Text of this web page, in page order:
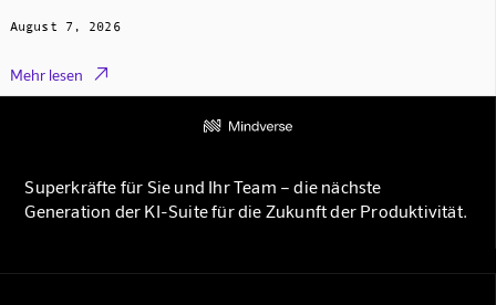
August 7, 2026
Mehr lesen 
Superkräfte für Sie und Ihr Team – die nächste
Generation der KI-Suite für die Zukunft der Produktivität.